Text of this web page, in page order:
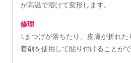
が高温で溶けて変形します。
修理
1.まつげが落ちたり、皮膚が折れ
着剤を使用して貼り付けることがで